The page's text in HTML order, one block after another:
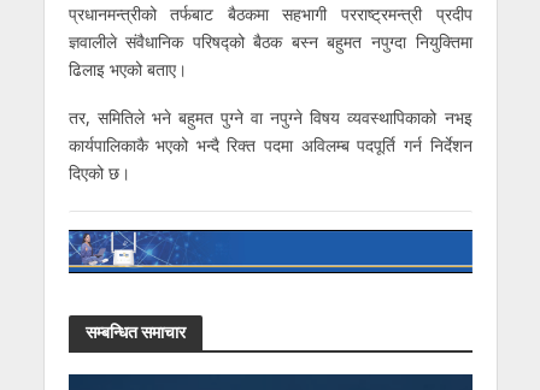
प्रधानमन्त्रीको तर्फबाट बैठकमा सहभागी परराष्ट्रमन्त्री प्रदीप
ज्ञवालीले संवैधानिक परिषद्को बैठक बस्न बहुमत नपुग्दा नियुक्तिमा
ढिलाइ भएको बताए।
तर, समितिले भने बहुमत पुग्ने वा नपुग्ने विषय व्यवस्थापिकाको नभइ
कार्यपालिकाकै भएको भन्दै रिक्त पदमा अविलम्ब पदपूर्ति गर्न निर्देशन
दिएको छ।
सम्बन्धित समाचार